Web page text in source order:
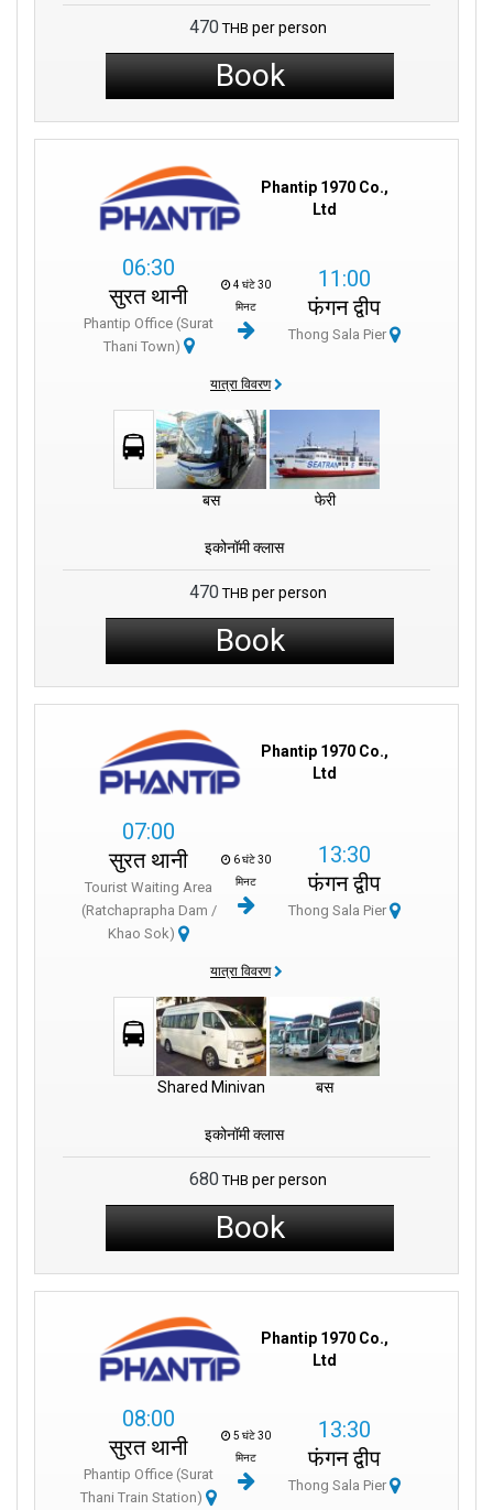
470 THB per person
Book
Phantip 1970 Co.,
Ltd
06:30
सुरत थानी
Phantip Office (Surat
Thani Town)
4 घंटे 30
मिनट
11:00
फंगन द्वीप
Thong Sala Pier
यात्रा विवरण
बस फेरी
इकोनॉमी क्लास
470 THB per person
Book
Phantip 1970 Co.,
Ltd
07:00
सुरत थानी
Tourist Waiting Area
(Ratchaprapha Dam /
Khao Sok)
6 घंटे 30
मिनट
13:30
फंगन द्वीप
Thong Sala Pier
यात्रा विवरण
Shared Minivan बस
इकोनॉमी क्लास
680 THB per person
Book
Phantip 1970 Co.,
Ltd
08:00
सुरत थानी
Phantip Office (Surat
Thani Train Station)
5 घंटे 30
मिनट
13:30
फंगन द्वीप
Thong Sala Pier